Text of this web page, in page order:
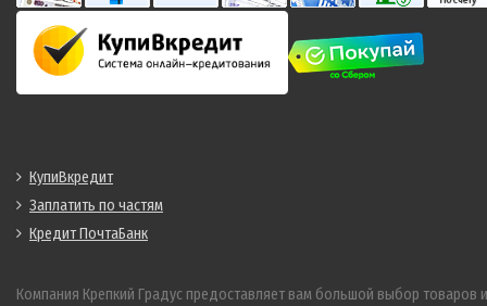
КупиВкредит
Заплатить по частям
Кредит ПочтаБанк
Компания Крепкий Градус предоставляет вам большой выбор товаров и